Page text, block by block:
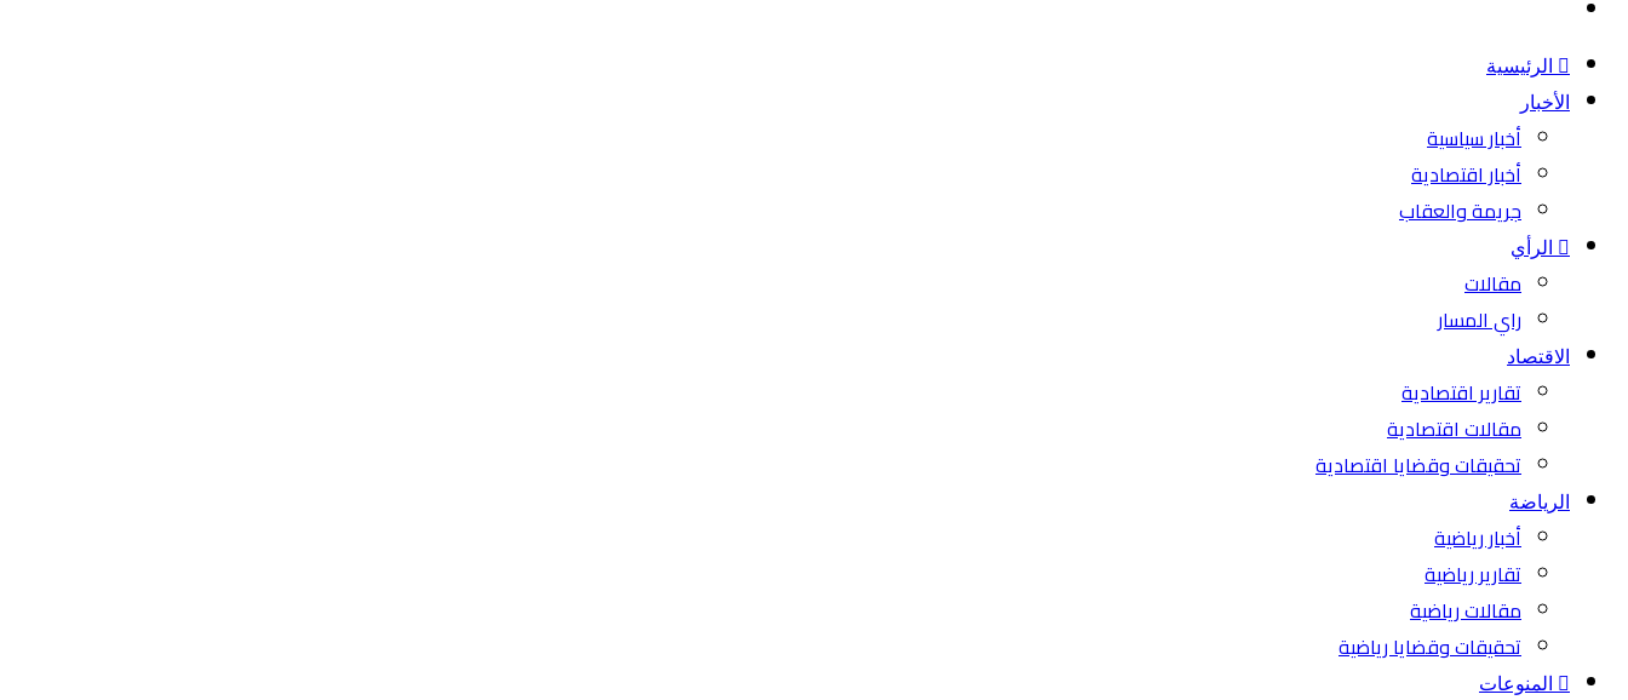
الرئيسية
الأخبار
أخبار سياسية
أخبار اقتصادية
جريمة والعقاب
الرأي
مقالات
راي المسار
الاقتصاد
تقارير اقتصادية
مقالات اقتصادية
تحقيقات وقضايا اقتصادية
الرياضة
أخبار رياضية
تقارير رياضية
مقالات رياضية
تحقيقات وقضايا رياضية
المنوعات